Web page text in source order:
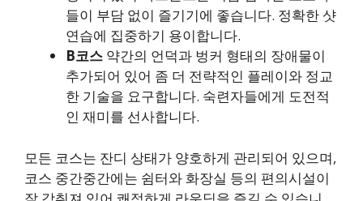
들이 부담 없이 즐기기에 좋습니다. 정확한 샷
연습에 집중하기 용이합니다.
B코스 약간의 언덕과 벙커 형태의 장애물이
추가되어 있어 좀 더 전략적인 플레이와 정교
한 기술을 요구합니다. 숙련자들에게 도전적
인 재미를 선사합니다.
모든 코스는 잔디 상태가 양호하게 관리되어 있으며,
코스 중간중간에는 쉼터와 화장실 등의 편의시설이